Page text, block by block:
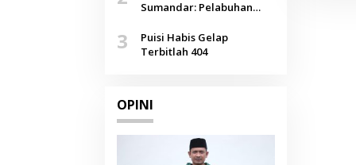
Agustus
Sumandar: Pelabuhan
Selendang Benang Merah
Lombang
3
Puisi Habis Gelap
Terbitlah 404
OPINI